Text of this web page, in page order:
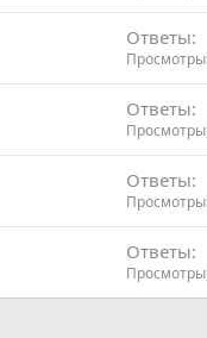
Ответы
Просмотры
Ответы
Просмотры
Ответы
Просмотры
Ответы
Просмотры